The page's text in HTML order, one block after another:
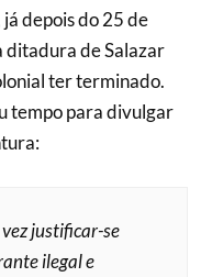
depois do 25 de
ditadura de Salazar
ter terminado.
tempo para divulgar
justificar-se
ilegal e